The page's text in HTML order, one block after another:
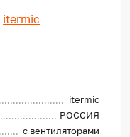
itermic
itermic
РОССИЯ
с вентиляторами